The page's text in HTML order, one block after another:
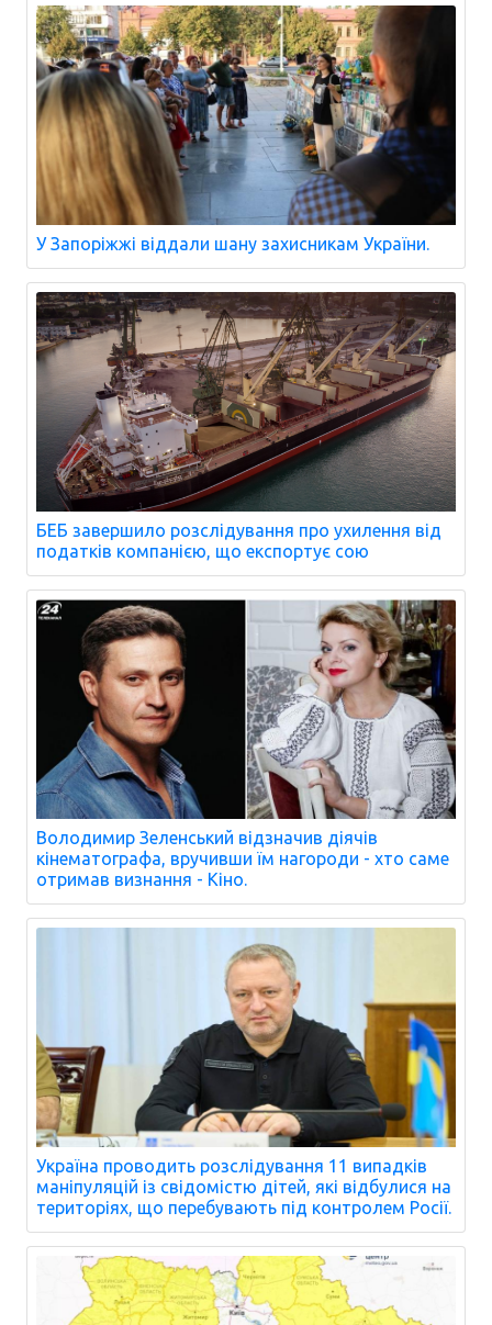
У Запоріжжі віддали шану захисникам України.
БЕБ завершило розслідування про ухилення від
податків компанією, що експортує сою
Володимир Зеленський відзначив діячів
кінематографа, вручивши їм нагороди - хто саме
отримав визнання - Кіно.
Україна проводить розслідування 11 випадків
маніпуляцій із свідомістю дітей, які відбулися на
територіях, що перебувають під контролем Росії.